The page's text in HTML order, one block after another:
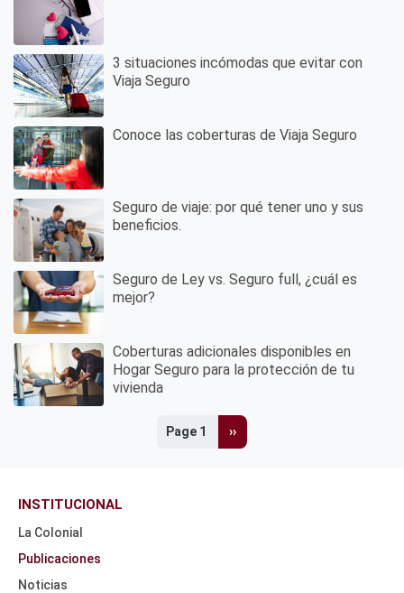
3 situaciones incómodas que evitar con
Viaja Seguro
Conoce las coberturas de Viaja Seguro
Seguro de viaje: por qué tener uno y sus
beneficios.
Seguro de Ley vs. Seguro full, ¿cuál es
mejor?
Coberturas adicionales disponibles en
Hogar Seguro para la protección de tu
vivienda
Page 1
Next
page
››
INSTITUCIONAL
La Colonial
Publicaciones
Noticias